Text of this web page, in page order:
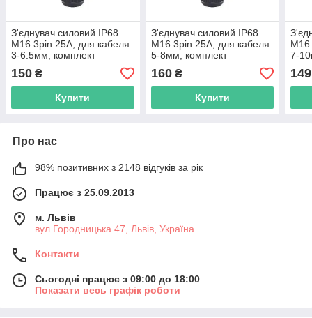
З'єднувач силовий IP68
M16 3pin 25A, для кабеля
3-6.5мм, комплект
male+female, водостійкий
150 ₴
Купити
З'єднувач силовий IP68
M16 3pin 25A, для кабеля
5-8мм, комплект
male+female, водостійкий
160₴
Купити
7-
149
Про нас
98% позитивних з 2148 відгуків за рік
Працює з 25.09.2013
м. Львів
вул Городницька 47, Львів, Україна
Контакти
Сьогодні працює з 09:00 до 18:00
Показати весь графік роботи